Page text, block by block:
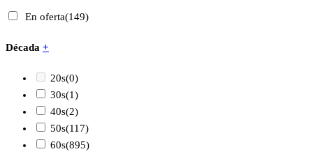
En oferta(149)
Década +
20s(0)
30s(1)
40s(2)
50s(117)
60s(895)